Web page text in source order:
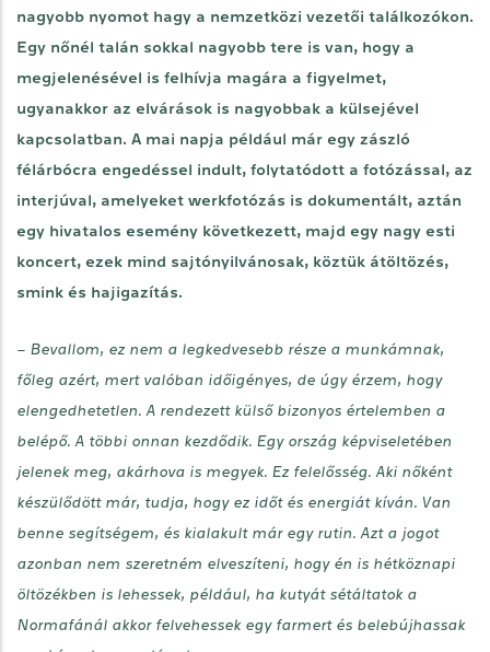
nagyobb nyomot hagy a nemzetközi vezetői találkozókon.
Egy nőnél talán sokkal nagyobb tere is van, hogy a
megjelenésével is felhívja magára a figyelmet,
ugyanakkor az elvárások is nagyobbak a külsejével
kapcsolatban. A mai napja például már egy zászló
félárbócra engedéssel indult, folytatódott a fotózással, az
interjúval, amelyeket werkfotózás is dokumentált, aztán
egy hivatalos esemény következett, majd egy nagy esti
koncert, ezek mind sajtónyilvánosak, köztük átöltözés,
smink és hajigazítás.
– Bevallom, ez nem a legkedvesebb része a munkámnak,
főleg azért, mert valóban időigényes, de úgy érzem, hogy
elengedhetetlen. A rendezett külső bizonyos értelemben a
belépő. A többi onnan kezdődik. Egy ország képviseletében
jelenek meg, akárhova is megyek. Ez felelősség. Aki nőként
készülődött már, tudja, hogy ez időt és energiát kíván. Van
benne segítségem, és kialakult már egy rutin. Azt a jogot
azonban nem szeretném elveszíteni, hogy én is hétköznapi
öltözékben is lehessek, például, ha kutyát sétáltatok a
Normafánál akkor felvehessek egy farmert és belebújhassak